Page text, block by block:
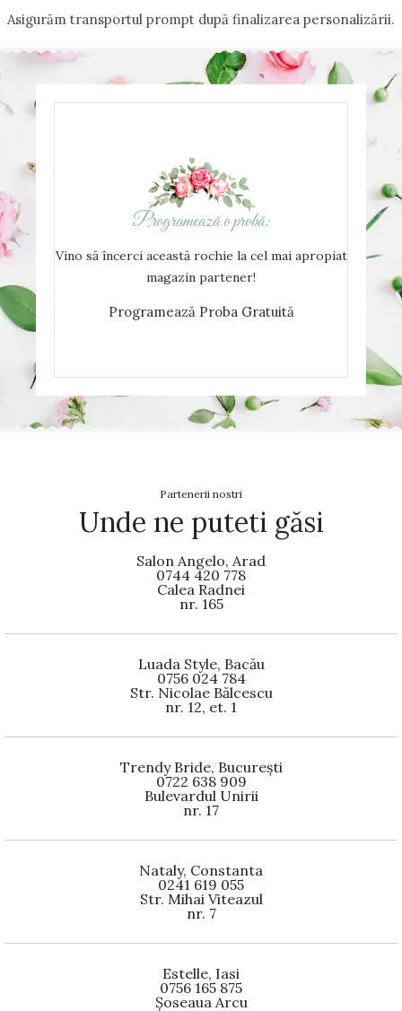
Asigurăm transportul prompt după finalizarea personalizării.
Programează o probă:
Vino să încerci această rochie la cel mai apropiat
magazin partener!
Programează Proba Gratuită
Partenerii nostri
Unde ne puteti găsi
Salon Angelo, Arad
0744 420 778
Calea Radnei
nr. 165
Luada Style, Bacău
0756 024 784
Str. Nicolae Bălcescu
nr. 12, et. 1
Trendy Bride, București
0722 638 909
Bulevardul Unirii
nr. 17
Nataly, Constanta
0241 619 055
Str. Mihai Viteazul
nr. 7
Estelle, Iasi
0756 165 875
Șoseaua Arcu